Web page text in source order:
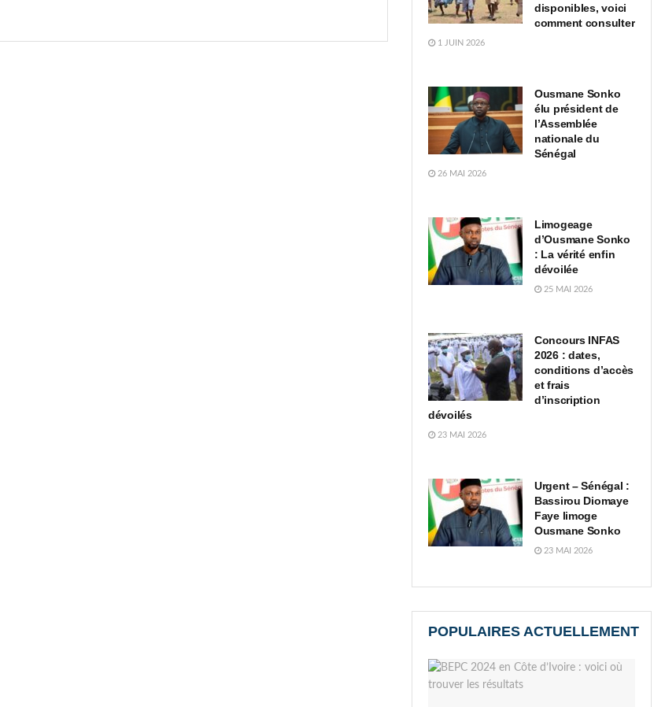
disponibles, voici
comment consulter
1 JUIN 2026
Ousmane Sonko
élu président de
l’Assemblée
nationale du
Sénégal
26 MAI 2026
Limogeage
d’Ousmane Sonko
: La vérité enfin
dévoilée
25 MAI 2026
Concours INFAS
2026 : dates,
conditions d’accès
et frais
d’inscription
dévoilés
23 MAI 2026
Urgent – Sénégal :
Bassirou Diomaye
Faye limoge
Ousmane Sonko
23 MAI 2026
POPULAIRES ACTUELLEMENT